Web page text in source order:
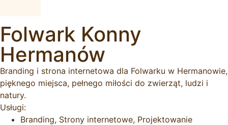
Folwark Konny
Hermanów
Branding i strona internetowa dla Folwarku w Hermanowie,
pięknego miejsca, pełnego miłości do zwierząt, ludzi i
natury.
Usługi:
Branding, Strony internetowe, Projektowanie